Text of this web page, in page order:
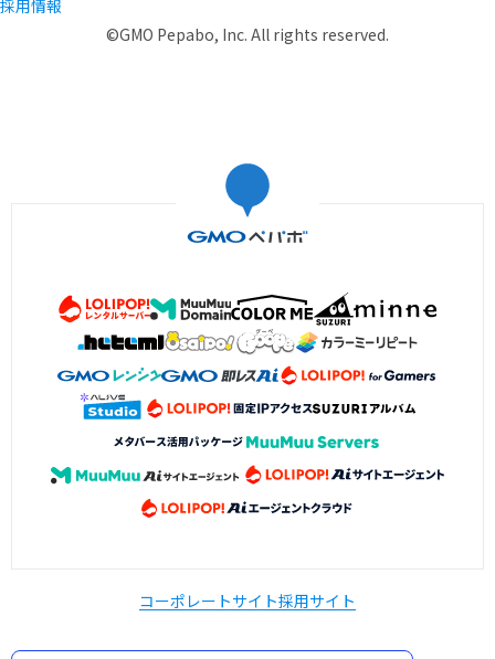
採用情報
©GMO Pepabo, Inc. All rights reserved.
コーポレートサイト採用サイト